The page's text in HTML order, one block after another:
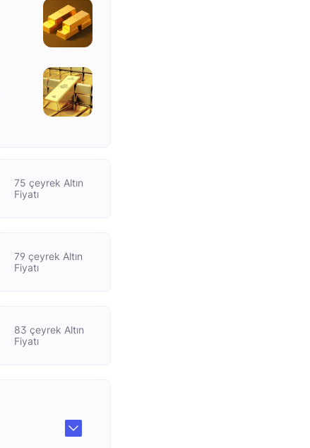
75 çeyrek Altın
Fiyatı
79 çeyrek Altın
Fiyatı
83 çeyrek Altın
Fiyatı